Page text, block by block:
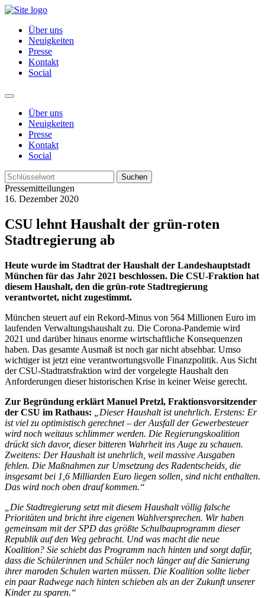
Über uns
Neuigkeiten
Presse
Kontakt
Social
Über uns
Neuigkeiten
Presse
Kontakt
Social
Suchen
Pressemitteilungen
16. Dezember 2020
CSU lehnt Haushalt der grün-roten
Stadtregierung ab
Heute wurde im Stadtrat der Haushalt der Landeshauptstadt
München für das Jahr 2021 beschlossen. Die CSU-Fraktion hat
diesem Haushalt, den die grün-rote Stadtregierung
verantwortet, nicht zugestimmt.
München steuert auf ein Rekord-Minus von 564 Millionen Euro im
laufenden Verwaltungshaushalt zu. Die Corona-Pandemie wird
2021 und darüber hinaus enorme wirtschaftliche Konsequenzen
haben. Das gesamte Ausmaß ist noch gar nicht absehbar. Umso
wichtiger ist jetzt eine verantwortungsvolle Finanzpolitik. Aus Sicht
der CSU-Stadtratsfraktion wird der vorgelegte Haushalt den
Anforderungen dieser historischen Krise in keiner Weise gerecht.
Zur Begründung erklärt Manuel Pretzl, Fraktionsvorsitzender
der CSU im Rathaus:
„Dieser Haushalt ist unehrlich. Erstens: Er
ist viel zu optimistisch gerechnet – der Ausfall der Gewerbesteuer
wird noch weitaus schlimmer werden. Die Regierungskoalition
drückt sich davor, dieser bitteren Wahrheit ins Auge zu schauen.
Zweitens: Der Haushalt ist unehrlich, weil massive Ausgaben
fehlen. Die Maßnahmen zur Umsetzung des Radentscheids, die
insgesamt bei 1,6 Milliarden Euro liegen sollen, sind nicht enthalten.
Das wird noch oben drauf kommen.“
„Die Stadtregierung setzt mit diesem Haushalt völlig falsche
Prioritäten und bricht ihre eigenen Wahlversprechen. Wir haben
gemeinsam mit der SPD das größte Schulbauprogramm dieser
Republik auf den Weg gebracht. Und was macht die neue
Koalition? Sie schiebt das Programm nach hinten und sorgt dafür,
dass die Schülerinnen und Schüler noch länger auf die Sanierung
ihrer maroden Schulen warten müssen. Die Koalition sollte lieber
ein paar Radwege nach hinten schieben als an der Zukunft unserer
Kinder zu sparen.“